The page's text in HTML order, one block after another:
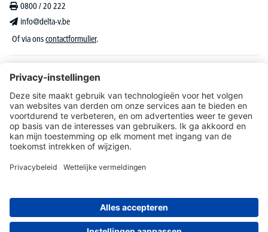
0800 / 20 222
info@delta-v.be
Of via onscontactformulier.
DELTA-V Lucas
Klantenservice
Over DELTA-V
en organisaties.